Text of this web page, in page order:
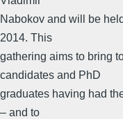
Nabokov and will be
2014. This
gathering aims to bring
candidates and PhD
graduates having had
– and to